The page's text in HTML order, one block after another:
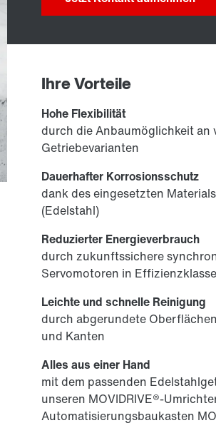
Ihre Vorteile
Hohe Flexibilität
durch die Anbaumöglichkeit an
Getriebevarianten
Dauerhafter Korrosionsschutz
dank des eingesetzten
(Edelstahl)
Reduzierter Energieverbrauch
durch zukunftssichere
Servomotoren in
Leichte und schnelle Reinigung
durch abgerundete
und Kanten
Alles aus einer Hand
mit dem passenden
unseren MOVIDRIVE®-
Automatisierungsbaukasten